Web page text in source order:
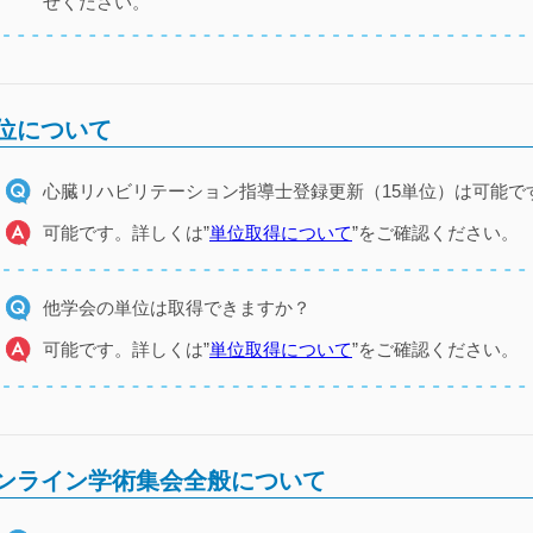
について
心臓リハビリテーション指導士登録更新（15単位）は可能で
可能です。詳しくは”単位取得について”をご確認ください。
他学会の単位は取得できますか？
可能です。詳しくは”単位取得について”をご確認ください。
ライン学術集会全般について